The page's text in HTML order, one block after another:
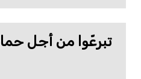
تبرعّوا من أجل